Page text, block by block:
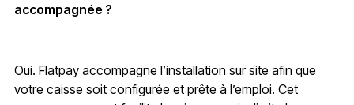
accompagnée ?
Oui. Flatpay accompagne l’installation sur site afin que
votre caisse soit configurée et prête à l’emploi. Cet